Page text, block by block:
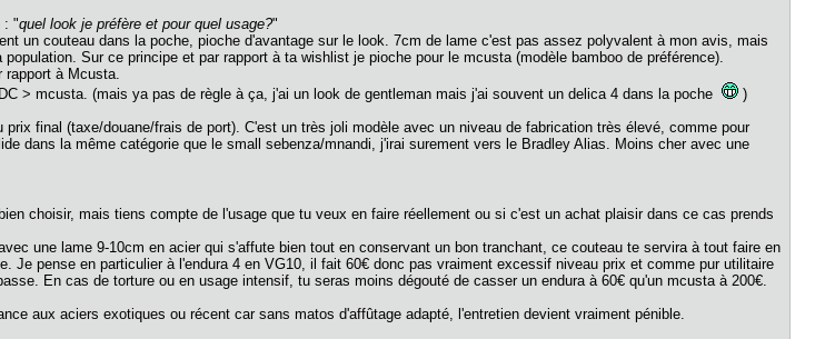
: "quel look je préfère et pour quel usage?"
un couteau dans la poche, pioche d'avantage sur le look. 7cm de lame c'est pas assez polyvalent à mon avis, mais
Sur ce principe et par rapport à ta wishlist je pioche pour le mcusta (modèle bamboo de préférence).
rapport à Mcusta.
> mcusta. (mais ya pas de règle à ça, j'ai un look de gentleman mais j'ai souvent un delica 4 dans la poche
)
final (taxe/douane/frais de port). C'est un très joli modèle avec un niveau de fabrication très élevé, comme pour
dans la même catégorie que le small sebenza/mnandi, j'irai surement vers le Bradley Alias. Moins cher avec une
choisir, mais tiens compte de l'usage que tu veux en faire réellement ou si c'est un achat plaisir dans ce cas prends
une lame 9-10cm en acier qui s'affute bien tout en conservant un bon tranchant, ce couteau te servira à tout faire en
Je pense en particulier à l'endura 4 en VG10, il fait 60€ donc pas vraiment excessif niveau prix et comme pur utilitaire
En cas de torture ou en usage intensif, tu seras moins dégouté de casser un endura à 60€ qu'un mcusta à 200€.
aux aciers exotiques ou récent car sans matos d'affûtage adapté, l'entretien devient vraiment pénible.